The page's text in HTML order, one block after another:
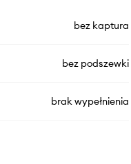
bez kaptura
bez podszewki
brak wypełnienia